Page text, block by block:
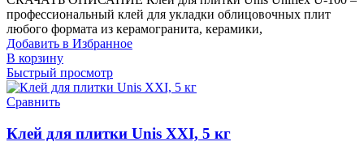
профессиональный клей для укладки облицовочных плит
любого формата из керамогранита, керамики,
Добавить в Избранное
В корзину
Быстрый просмотр
Сравнить
Клей для плитки Unis XXI, 5 кг